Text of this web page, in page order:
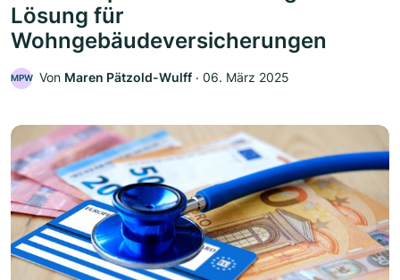
Lösung für
Wohngebäudeversicherungen
MPW Von Maren Pätzold-Wulff ‧ 06. März 2025